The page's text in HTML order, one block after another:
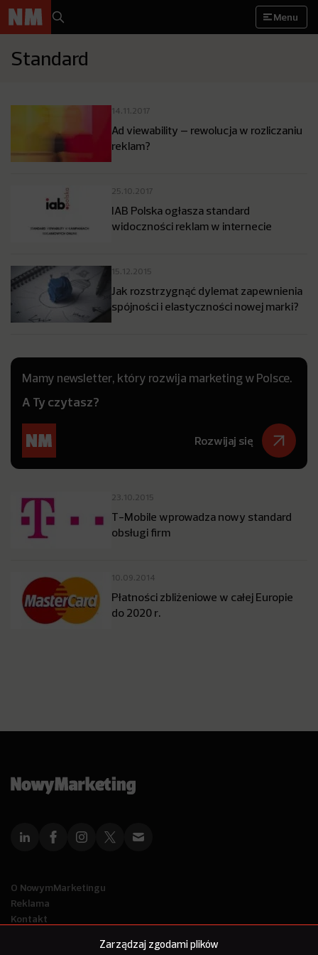
Zarządzaj zgodami plików
Menu
Standard
14.11.2017
Ad viewability – rewolucja w rozliczaniu
reklam?
25.10.2017
IAB Polska ogłasza standard
widoczności reklam w internecie
15.12.2015
Jak rozstrzygnąć dylemat zapewnienia
spójności i elastyczności nowej marki?
Mamy newsletter, który rozwija marketing w Polsce.
A Ty czytasz?
Rozwijaj się
23.10.2015
T-Mobile wprowadza nowy standard
obsługi firm
10.09.2014
Płatności zbliżeniowe w całej Europie
do 2020 r.
O NowymMarketingu
Reklama
Kontakt